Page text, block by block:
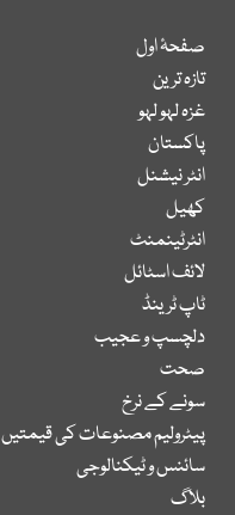
صفحۂ اول
تازہ ترین
غزہ لہو لہو
پاکستان
انٹر نیشنل
کھیل
انٹرٹینمنٹ
لائف اسٹائل
ٹاپ ٹرینڈ
دلچسپ و عجیب
صحت
سونے کے نرخ
پیٹرولیم مصنوعات کی قیمتیں
سائنس و ٹیکنالوجی
بلاگ